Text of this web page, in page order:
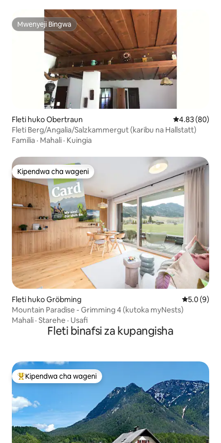
Mwenyeji Bingwa
Mwenyeji Bingwa
Fleti huko Obertraun Ukadiriaji wa
4.83 (80)
Fleti Berg/Angalia/Salzkammergut (karibu na Hallstatt)
Familia · Mahali · Kuingia
Kipendwa cha wageni
Kipendwa cha wageni
Fleti huko Gröbming Ukadiriaji
5.0 (9)
Mountain Paradise - Grimming 4 (kutoka myNests)
Mahali · Starehe · Usafi
Fleti binafsi za kupangisha
Kipendwa maarufu cha wageni
Kipendwa cha wageni